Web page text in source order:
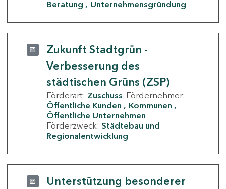
Beratung
Unternehmensgründung
Zukunft Stadtgrün -
Verbesserung des
städtischen Grüns (ZSP)
Förderart: Zuschuss Fördernehmer:
Öffentliche Kunden
Kommunen
Öffentliche Unternehmen
Förderzweck: Städtebau und
Regionalentwicklung
Unterstützung besonderer